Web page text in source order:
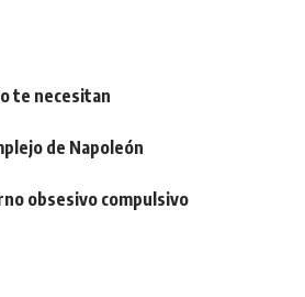
te necesitan
de Napoleón
obsesivo compulsivo